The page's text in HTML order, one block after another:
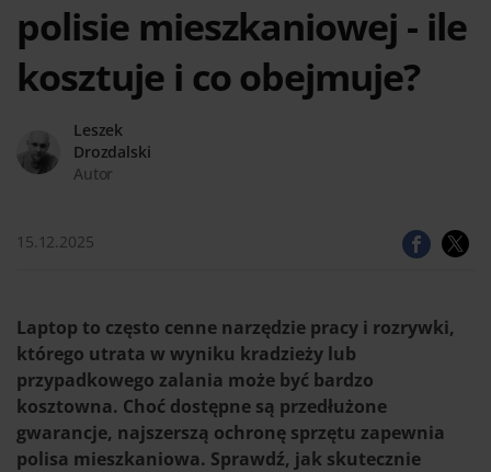
polisie mieszkaniowej - ile
kosztuje i co obejmuje?
Leszek
Drozdalski
Autor
15.12.2025
Laptop to często cenne narzędzie pracy i rozrywki,
którego utrata w wyniku kradzieży lub
przypadkowego zalania może być bardzo
kosztowna. Choć dostępne są przedłużone
gwarancje, najszerszą ochronę sprzętu zapewnia
polisa mieszkaniowa. Sprawdź, jak skutecznie